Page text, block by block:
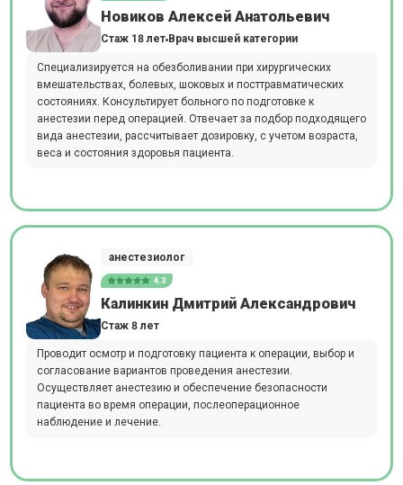
Новиков Алексей Анатольевич
Стаж 18 лет Врач высшей категории
Специализируется на обезболивании при хирургических
вмешательствах, болевых, шоковых и посттравматических
состояниях. Консультирует больного по подготовке к
анестезии перед операцией. Отвечает за подбор подходящего
вида анестезии, рассчитывает дозировку, с учетом возраста,
веса и состояния здоровья пациента.
анестезиолог
4.3
Калинкин Дмитрий Александрович
Стаж 8 лет
Проводит осмотр и подготовку пациента к операции, выбор и
согласование вариантов проведения анестезии.
Осуществляет анестезию и обеспечение безопасности
пациента во время операции, послеоперационное
наблюдение и лечение.